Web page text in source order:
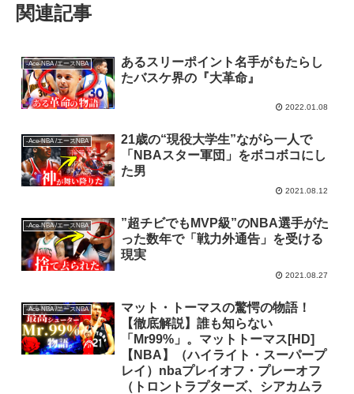
関連記事
-Ace-NBA /エースNBA
あるスリーポイント名手がもたらし
たバスケ界の『大革命』
2022.01.08
-Ace-NBA /エースNBA
21歳の“現役大学生”ながら一人で
「NBAスター軍団」をボコボコにし
た男
2021.08.12
-Ace-NBA /エースNBA
”超チビでもMVP級”のNBA選手がた
った数年で「戦力外通告」を受ける
現実
2021.08.27
-Ace-NBA /エースNBA
マット・トーマスの驚愕の物語！
【徹底解説】誰も知らない
「Mr99%」。マットトーマス[HD]
【NBA】（ハイライト・スーパープ
レイ）nbaプレイオフ・プレーオフ
（トロントラプターズ、シアカムラ